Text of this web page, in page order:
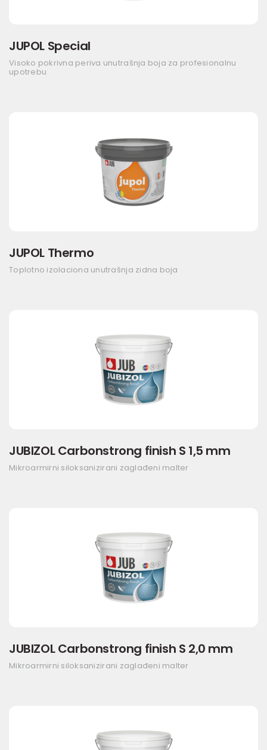
JUPOL Special
Visoko pokrivna periva unutrašnja boja za profesionalnu
upotrebu
JUPOL Thermo
Toplotno izolaciona unutrašnja zidna boja
JUBIZOL Carbonstrong finish S 1,5 mm
Mikroarmirni siloksanizirani zaglađeni malter
JUBIZOL Carbonstrong finish S 2,0 mm
Mikroarmirni siloksanizirani zaglađeni malter